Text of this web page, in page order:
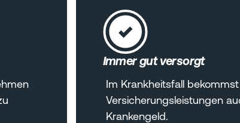
Immer gut versorgt
Im Krankheitsfall
Versicherungsleistungen
Krankengeld.